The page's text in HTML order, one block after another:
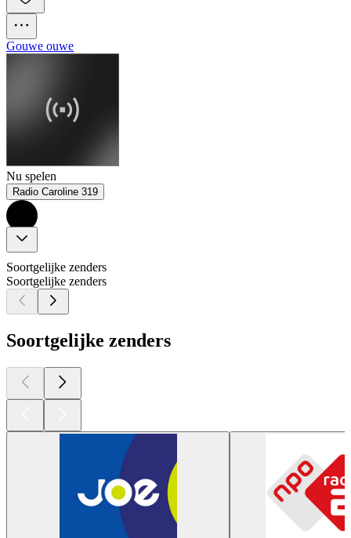
Gouwe ouwe
Nu spelen
Radio Caroline 319
Soortgelijke zenders
Soortgelijke zenders
Soortgelijke zenders